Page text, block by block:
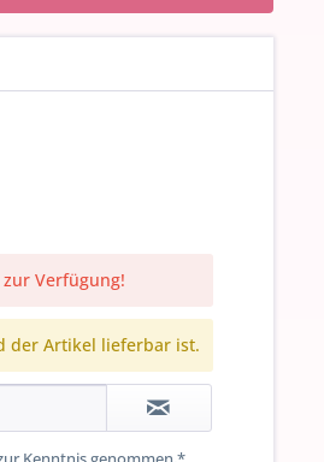
Verfügung!
der Artikel lieferbar ist.